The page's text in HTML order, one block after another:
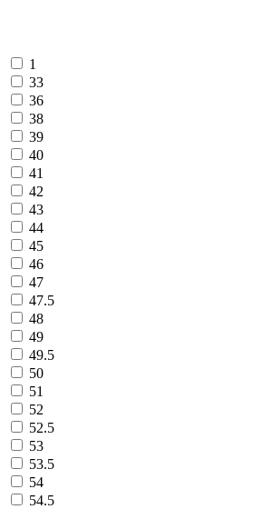
1
33
36
38
39
40
41
42
43
44
45
46
47
47.5
48
49
49.5
50
51
52
52.5
53
53.5
54
54.5